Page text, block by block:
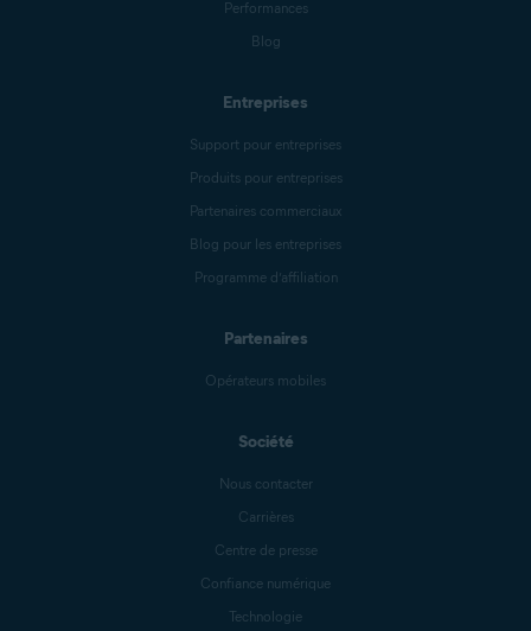
Performances
Blog
Entreprises
Support pour entreprises
Produits pour entreprises
Partenaires commerciaux
Blog pour les entreprises
Programme d’affiliation
Partenaires
Opérateurs mobiles
Société
Nous contacter
Carrières
Centre de presse
Confiance numérique
Technologie